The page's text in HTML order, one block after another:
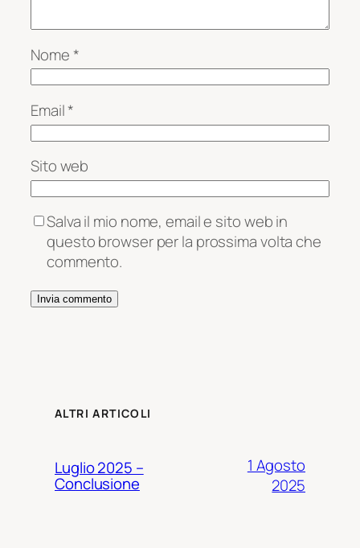
Nome*
Email*
Sito web
Salva il mio nome, email e sito web in
questo browser per la prossima volta che
commento.
ALTRI ARTICOLI
Luglio 2025 –
Conclusione
1 Agosto
2025